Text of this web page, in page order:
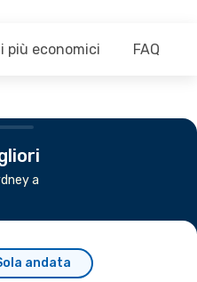
più economici FAQ
a
andata